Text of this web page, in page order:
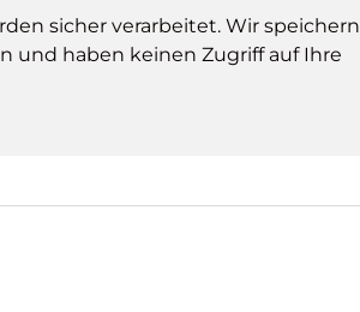
sicher verarbeitet. Wir speichern
und haben keinen Zugriff auf Ihre